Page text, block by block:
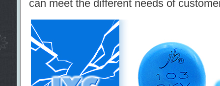
can meet the different needs of